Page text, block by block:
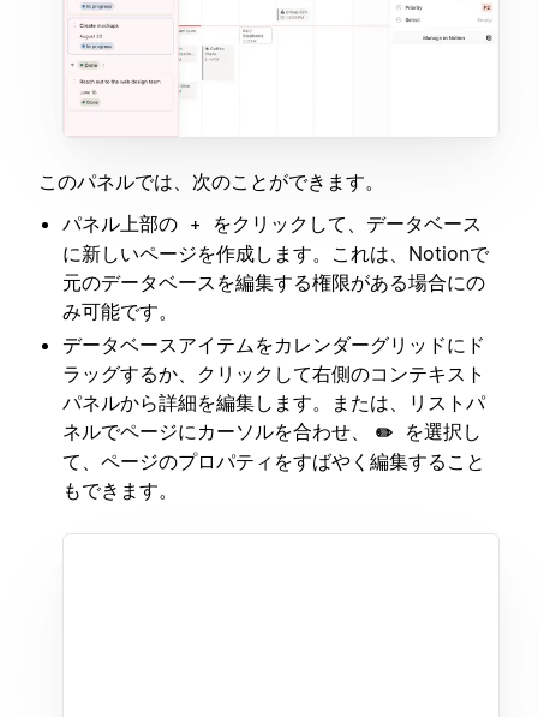
このパネルでは、次のことができます。
パネル上部の
+
をクリックして、データベース
に新しいページを作成します。これは、Notionで
元のデータベースを編集する権限がある場合にの
み可能です。
データベースアイテムをカレンダーグリッドにド
ラッグするか、クリックして右側のコンテキスト
パネルから詳細を編集します。または、リストパ
ネルでページにカーソルを合わせ、
✏️
を選択し
て、ページのプロパティをすばやく編集すること
もできます。